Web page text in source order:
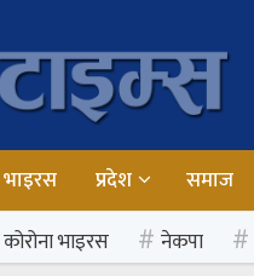
भाइरस प्रदेश समाज
कोरोना भाइरस नेकपा